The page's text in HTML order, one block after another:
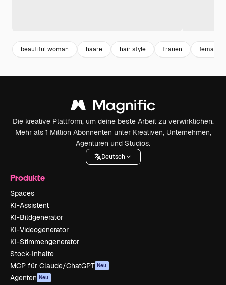
beautiful woman haare hair style frauen female
Die kreative Plattform, um deine beste Arbeit zu verwirklichen.
Mehr als 1 Million Abonnenten unter Kreativen, Unternehmen,
Agenturen und Studios.
Deutsch
Produkte
Spaces
KI-Assistent
KI-Bildgenerator
KI-Videogenerator
KI-Stimmengenerator
Stock-Inhalte
MCP für Claude/ChatGPT Neu
Agenten Neu